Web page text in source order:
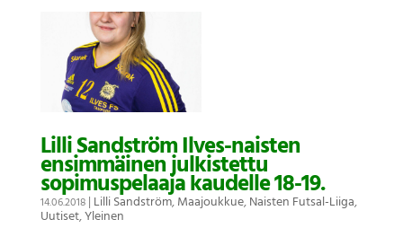
Lilli Sandström Ilves-naisten
ensimmäinen julkistettu
sopimuspelaaja kaudelle 18-19.
14.06.2018| Lilli Sandström,Maajoukkue,Naisten Futsal-Liiga,
Uutiset,Yleinen